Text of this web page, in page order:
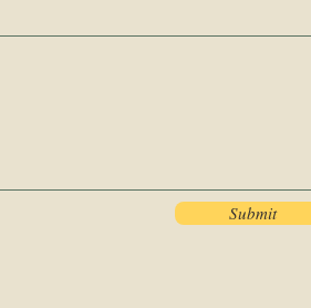
Submit